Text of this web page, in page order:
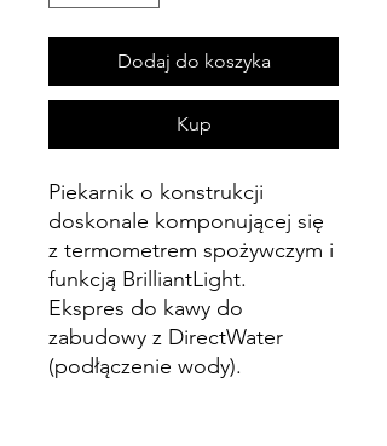
Dodaj do koszyka
Kup
Piekarnik o konstrukcji
doskonale komponującej się
z termometrem spożywczym i
funkcją BrilliantLight.
Ekspres do kawy do
zabudowy z DirectWater
(podłączenie wody).